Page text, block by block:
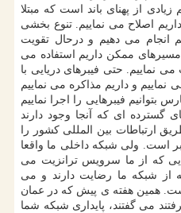
ترابیت، حجم زیادی از پهنای باند است که مبتلا
اصلاح می نماییم. تنوع بخشی
انجام می دهیم و درحال تقویت
ممکن داریم استفاده می
نماییم. حتی فیبرهای دریایی با
نماییم و داریم مذاکره می نماییم
بتوانیم فیبرهایی را اجرا نماییم
گسترده ای که آنجا وجود دارند
ارتباطات بین المللی کشور را
بر است. ولی شبکه داخلی ما واقعا
که از ما سرویس ترانزیت می
از شبکه ما رضایت دارند و می
همین هفته ی پیش که در عمان
می گفتند، پایداری شبکه شما